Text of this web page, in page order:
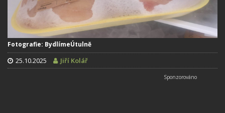
Fotografie: BydlímeÚtulně
25.10.2025 Jiří Kolář